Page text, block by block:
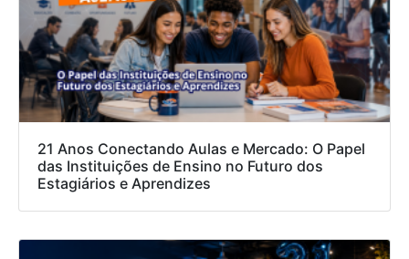
21 Anos Conectando Aulas e Mercado: O Papel
das Instituições de Ensino no Futuro dos
Estagiários e Aprendizes